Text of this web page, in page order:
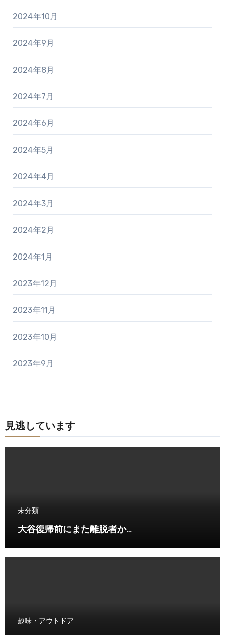
2024年10月
2024年9月
2024年8月
2024年7月
2024年6月
2024年5月
2024年4月
2024年3月
2024年2月
2024年1月
2023年12月
2023年11月
2023年10月
2023年9月
見逃しています
未分類
大谷復帰前にまた離脱者か…
趣味・アウトドア